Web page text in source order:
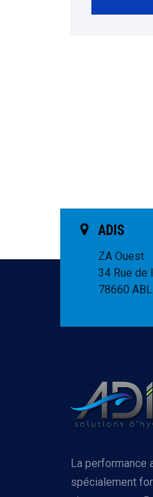
ADIS
ZA Ouest
34 Rue de
78660
La performance
spécialement